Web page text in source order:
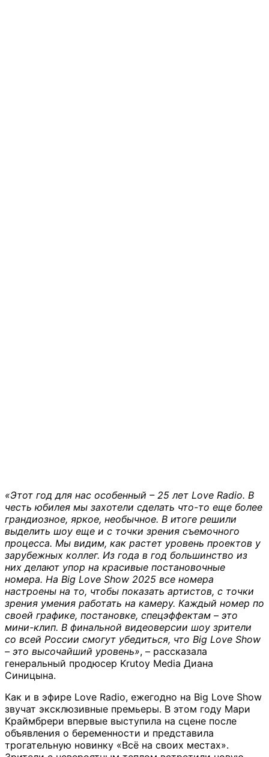
«Этот год для нас особенный – 25 лет Love Radio. В
честь юбилея мы захотели сделать что-то еще более
грандиозное, яркое, необычное. В итоге решили
выделить шоу еще и с точки зрения съемочного
процесса. Мы видим, как растет уровень проектов у
зарубежных коллег. Из года в год большинство из
них делают упор на красивые постановочные
номера. На Big Love Show 2025 все номера
настроены на то, чтобы показать артистов, с точки
зрения умения работать на камеру. Каждый номер по
своей графике, постановке, спецэффектам – это
мини-клип. В финальной видеоверсии шоу зрители
со всей России смогут убедиться, что Big Love Show
– это высочайший уровень», – рассказала
генеральный продюсер Krutoy Media Диана
Синицына.
Как и в эфире Love Radio, ежегодно на Big Love Show
звучат эксклюзивные премьеры. В этом году Мари
Краймбрери впервые выступила на сцене после
объявления о беременности и представила
трогательную новинку «Всё на своих местах».